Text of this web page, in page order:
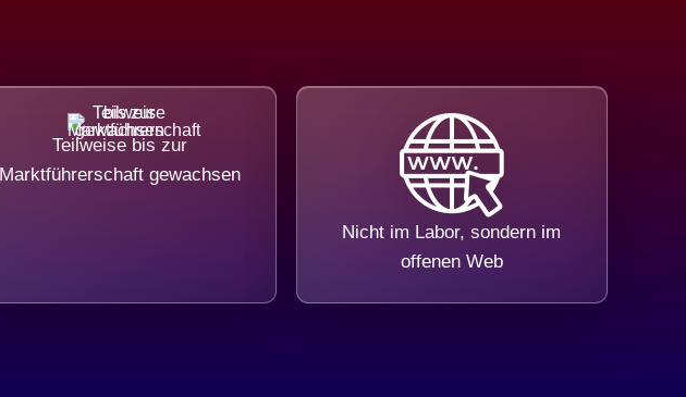
Teilweise bis zur
Marktführerschaft gewachsen
Nicht im Labor, sondern im
offenen Web